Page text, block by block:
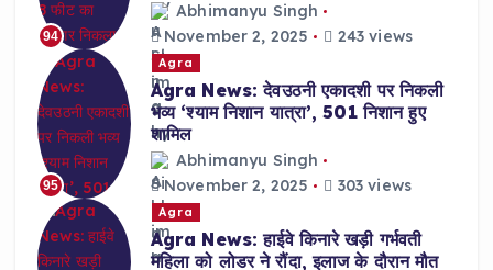
94
Abhimanyu Singh
November 2, 2025
243 views
95
Agra
Agra News: देवउठनी एकादशी पर निकली
भव्य ‘श्याम निशान यात्रा’, 501 निशान हुए
शामिल
Abhimanyu Singh
November 2, 2025
303 views
Agra
Agra News: हाईवे किनारे खड़ी गर्भवती
महिला को लोडर ने रौंदा, इलाज के दौरान मौत